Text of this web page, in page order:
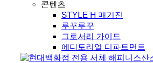
콘텐츠
STYLE H 매거진
루꾸루꾸
그로서리 가이드
에디토리얼 디파트먼트